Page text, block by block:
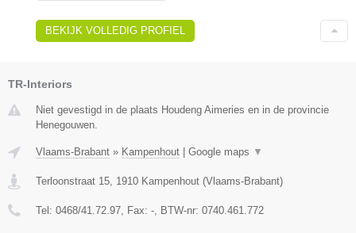
BEKIJK VOLLEDIG PROFIEL
TR-Interiors
Niet gevestigd in de plaats Houdeng Aimeries en in de provincie
Henegouwen.
Vlaams-Brabant » Kampenhout Google maps ▼
Terloonstraat 15, 1910 Kampenhout (Vlaams-Brabant)
Tel: 0468/41.72.97, Fax: -, BTW-nr: 0740.461.772